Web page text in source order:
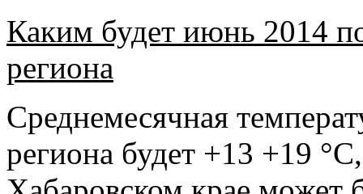
Каким будет июнь 2014
региона
Среднемесячная
региона будет +13 +19